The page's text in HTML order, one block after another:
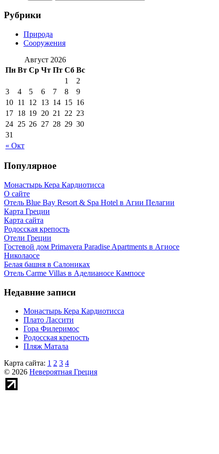
Рубрики
Природа
Сооружения
Август 2026
Пн Вт Ср Чт Пт Сб Вс
« Окт
1
2
3
4 5 6 7 8
9
10 11 12 13 14 15 16
17 18 19 20 21 22 23
24 25 26 27 28 29 30
31
Популярное
Монастырь Кера Кардиотисса
О сайте
Отель Blue Bay Resort & Spa Hotel в Агии Пелагии
Карта Греции
Карта сайта
Родосская крепость
Отели Греции
Гостевой дом Primavera Paradise Apartments в Агиосе
Николаосе
Белая башня в Салониках
Отель Carme Villas в Аделианосе Кампосе
Недавние записи
Монастырь Кера Кардиотисса
Плато Лассити
Гора Филеримос
Родосская крепость
Пляж Матала
Карта сайта: 1 2 3 4
© 2026 Невероятная Греция